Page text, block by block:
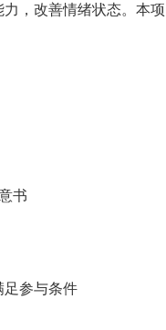
，改善情绪状态。本
书
足参与条件